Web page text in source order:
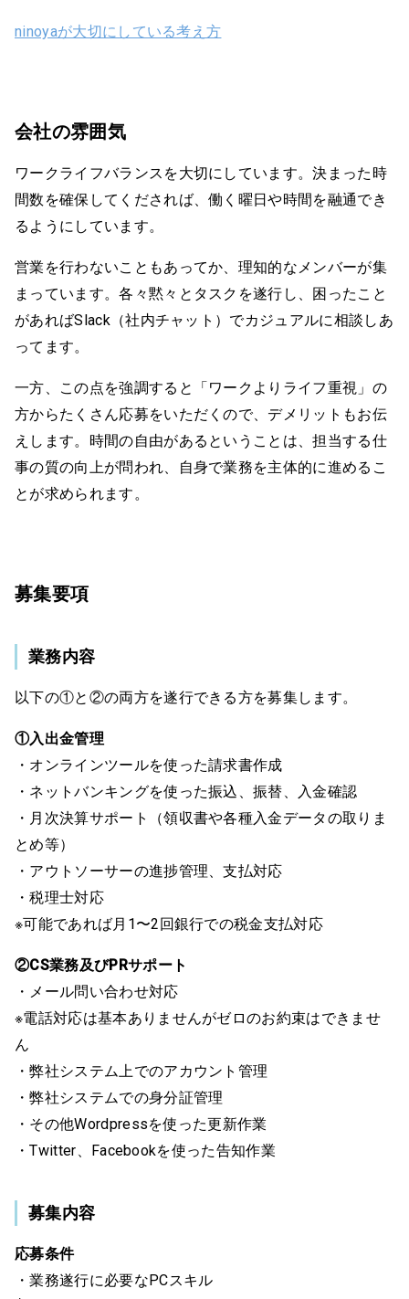
ninoyaが大切にしている考え方
会社の雰囲気
ワークライフバランスを大切にしています。決まった時
間数を確保してくだされば、働く曜日や時間を融通でき
るようにしています。
営業を行わないこともあってか、理知的なメンバーが集
まっています。各々黙々とタスクを遂行し、困ったこと
があればSlack（社内チャット）でカジュアルに相談しあ
ってます。
一方、この点を強調すると「ワークよりライフ重視」の
方からたくさん応募をいただくので、デメリットもお伝
えします。時間の自由があるということは、担当する仕
事の質の向上が問われ、自身で業務を主体的に進めるこ
とが求められます。
募集要項
業務内容
以下の①と②の両方を遂行できる方を募集します。
①入出金管理
・オンラインツールを使った請求書作成
・ネットバンキングを使った振込、振替、入金確認
・月次決算サポート（領収書や各種入金データの取りま
とめ等）
・アウトソーサーの進捗管理、支払対応
・税理士対応
※可能であれば月1〜2回銀行での税金支払対応
②CS業務及びPRサポート
・メール問い合わせ対応
※電話対応は基本ありませんがゼロのお約束はできませ
ん
・弊社システム上でのアカウント管理
・弊社システムでの身分証管理
・その他Wordpressを使った更新作業
・Twitter、Facebookを使った告知作業
募集内容
応募条件
・業務遂行に必要なPCスキル